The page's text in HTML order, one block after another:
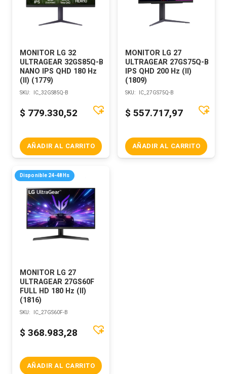
MONITOR LG 32
ULTRAGEAR 32GS85Q-B
NANO IPS QHD 180 Hz
(II) (1779)
SKU: IC_32GS85Q-B
$ 779.330,52
AÑADIR AL CARRITO
MONITOR LG 27
ULTRAGEAR 27GS75Q-B
IPS QHD 200 Hz (II)
(1809)
SKU: IC_27GS75Q-B
$ 557.717,97
AÑADIR AL CARRITO
Disponible 24-48Hs
MONITOR LG 27
ULTRAGEAR 27GS60F
FULL HD 180 Hz (II)
(1816)
SKU: IC_27GS60F-B
$ 368.983,28
AÑADIR AL CARRITO